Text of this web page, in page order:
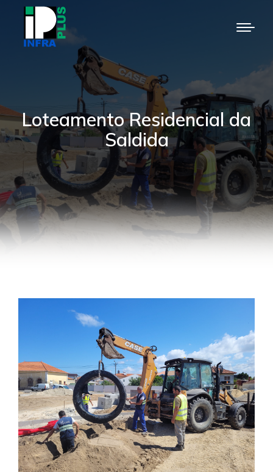
Loteamento Residencial da
Saldida